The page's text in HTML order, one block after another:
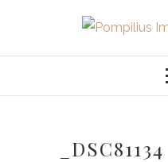
contenido
_DSC81134